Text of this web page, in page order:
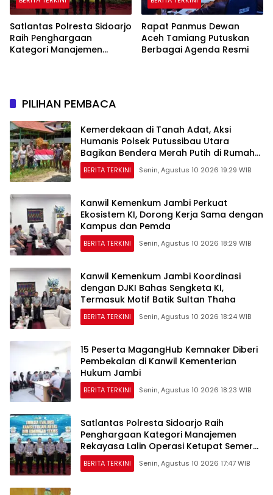
Satlantas Polresta Sidoarjo
Raih Penghargaan
Kategori Manajemen
Rapat Panmus Dewan
Aceh Tamiang Putuskan
Berbagai Agenda Resmi
PILIHAN PEMBACA
Kemerdekaan di Tanah Adat, Aksi
Humanis Polsek Putussibau Utara
Bagikan Bendera Merah Putih di Rumah
Betang
BERITA TERKINI Senin, Agustus 10 2026 19:29 WIB
Kanwil Kemenkum Jambi Perkuat
Ekosistem KI, Dorong Kerja Sama dengan
Kampus dan Pemda
BERITA TERKINI Senin, Agustus 10 2026 18:29 WIB
Kanwil Kemenkum Jambi Koordinasi
dengan DJKI Bahas Sengketa KI,
Termasuk Motif Batik Sultan Thaha
BERITA TERKINI Senin, Agustus 10 2026 18:24 WIB
15 Peserta MagangHub Kemnaker Diberi
Pembekalan di Kanwil Kementerian
Hukum Jambi
BERITA TERKINI Senin, Agustus 10 2026 18:23 WIB
Satlantas Polresta Sidoarjo Raih
Penghargaan Kategori Manajemen
Rekayasa Lalin Operasi Ketupat Semeru
2026
BERITA TERKINI Senin, Agustus 10 2026 17:47 WIB